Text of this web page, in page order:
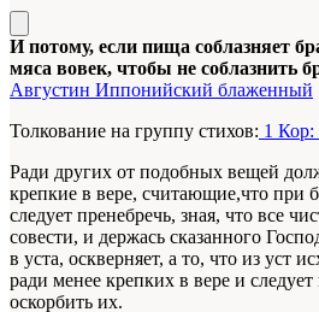
И потому, если пища соблазняет
мяса вовек, чтобы не соблазнить
Августин Иппонийский блаженный
Толкование на группу стихов: 1 Кор:
Ради других от подобных вещей
крепкие в вере, считающие,что при
следует пренебречь, зная, что все
совести, и держась сказанного
в уста, оскверняет, а то, что из уст
ради менее крепких в вере и
оскорбить их.